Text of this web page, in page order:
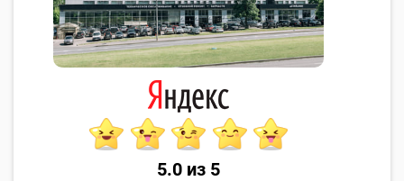
5.0 из 5